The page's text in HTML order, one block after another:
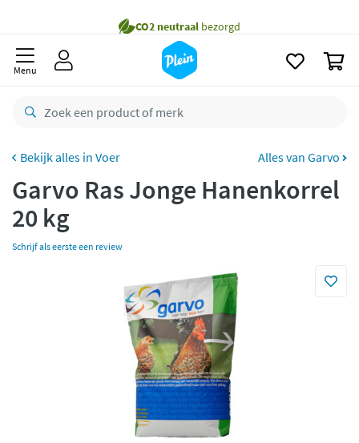
besteld,
Gratisretourneren
Betaal met Klarna
Menu
Voer Alles van Garvo
Garvo Ras Jonge Hanenkorrel
20 kg
Schrijf als eerste een review